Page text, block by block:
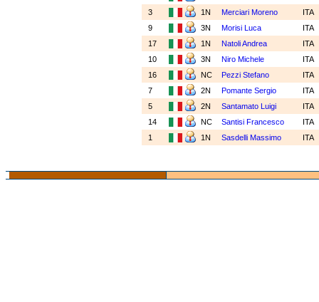
3
1N Merciari Moreno
ITA
9
3N Morisi Luca
ITA
17
1N Natoli Andrea
ITA
10
3N Niro Michele
ITA
16
NC Pezzi Stefano
ITA
7
2N Pomante Sergio
ITA
5
2N Santamato Luigi
ITA
14
NC Santisi Francesco
ITA
1
1N Sasdelli Massimo ITA